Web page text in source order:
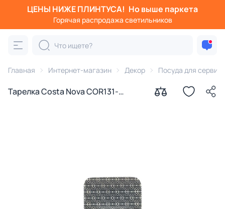
ЦЕНЫ НИЖЕ ПЛИНТУСА! Но выше паркета
Горячая распродажа светильников
Главная Интернет-магазин Декор Посуда для
Тарелка Costa Nova COR131-